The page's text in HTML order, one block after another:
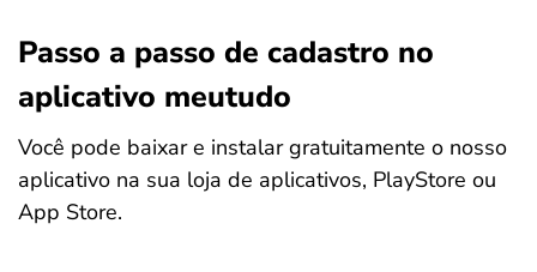
Passo a passo de cadastro no
aplicativo meutudo
Você pode baixar e instalar gratuitamente o nosso
aplicativo na sua loja de aplicativos, PlayStore ou
App Store.